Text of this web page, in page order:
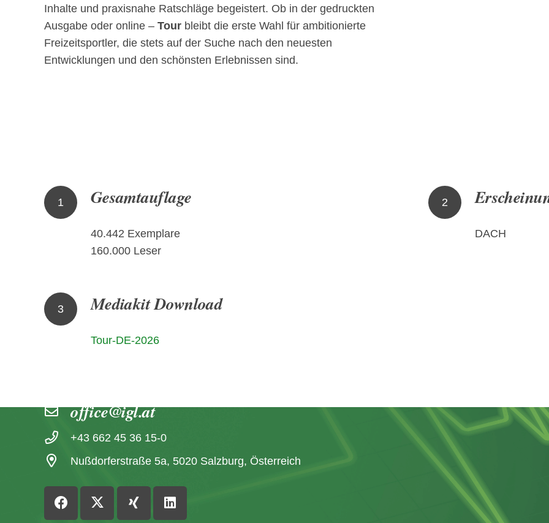
Inhalte und praxisnahe Ratschläge begeistert. Ob in der gedruckten
Ausgabe oder online – Tour bleibt die erste Wahl für ambitionierte
Freizeitsportler, die stets auf der Suche nach den neuesten
Entwicklungen und den schönsten Erlebnissen sind.
1 Gesamtauflage
40.442 Exemplare
160.000 Leser
2
DACH
3 Mediakit Download
Tour-DE-2026
office@igl.at
+43 662 45 36 15-0
Nußdorferstraße 5a, 5020 Salzburg, Österreich